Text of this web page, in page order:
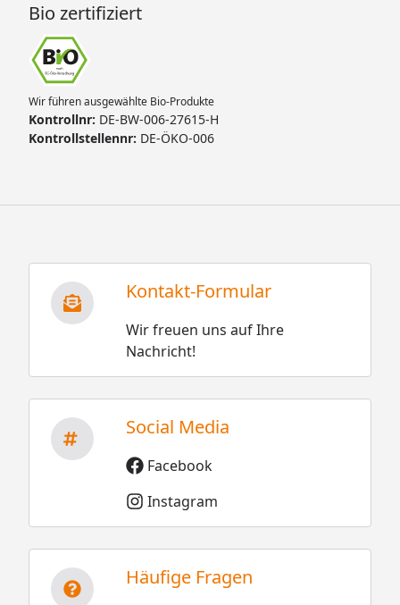
Bio zertifiziert
Wir führen ausgewählte Bio-Produkte
Kontrollnr: DE-BW-006-27615-H
Kontrollstellennr: DE-ÖKO-006
Kontakt-Formular
Wir freuen uns auf Ihre
Nachricht!
Social Media
Facebook
Instagram
Häufige Fragen